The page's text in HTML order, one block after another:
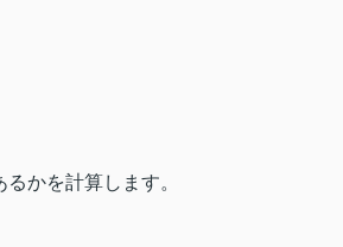
かを計算します。